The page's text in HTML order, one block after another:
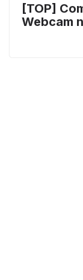
[TOP]
Webcam